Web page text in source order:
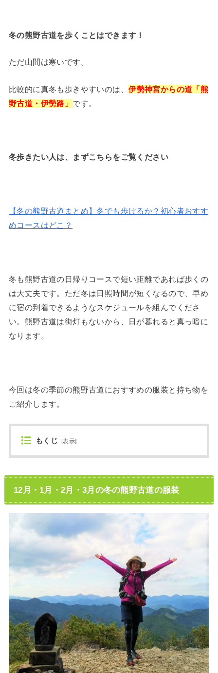
冬の熊野古道を歩くことはできます！
ただ山間は寒いです。
比較的に真冬も歩きやすいのは、伊勢神宮からの道「熊
野古道・伊勢路」 です。
冬歩きたい人は、まずこちらをご覧ください
【冬の熊野古道まとめ】冬でも歩けるか？初心者おすす
めコースはどこ？
冬も熊野古道の日帰りコースで短い距離であれば歩くの
は大丈夫です。ただ冬は日照時間が短くなるので、早め
に宿の到着できるようなスケジュールを組んでくださ
い。熊野古道は街灯もないから、日が暮れると真っ暗に
なります。
今回は冬の季節の熊野古道におすすめの服装と持ち物を
ご紹介します。
もくじ [表示]
12月・1月・2月・3月の冬の熊野古道の服装